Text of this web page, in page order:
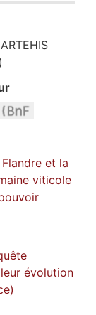
et la
viticole
évolution